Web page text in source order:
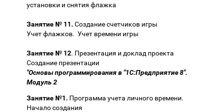
установки и снятия флажка
Занятие № 11. Создание счетчиков игры
Учет флажков. Учет времени игры
Занятие № 12. Презентация и доклад проекта
Создание презентации
"Основы программирования в "1С:Предприятие 8".
Модуль 2
Занятие №1. Программа учета личного времени.
Начало создания